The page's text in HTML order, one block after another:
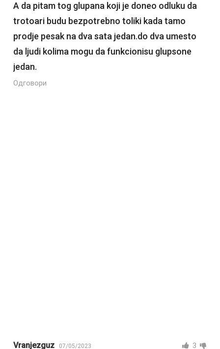
A da pitam tog glupana koji je doneo odluku da
trotoari budu bezpotrebno toliki kada tamo
prodje pesak na dva sata jedan.do dva umesto
da ljudi kolima mogu da funkcionisu glupsone
jedan.
Одговори
Vranjezguz 07/05/2023 3